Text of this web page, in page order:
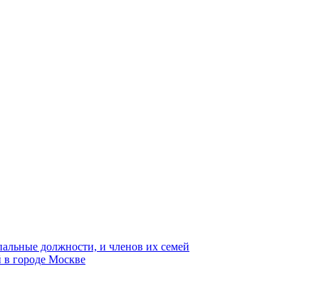
должности, и членов их семей
в городе Москве